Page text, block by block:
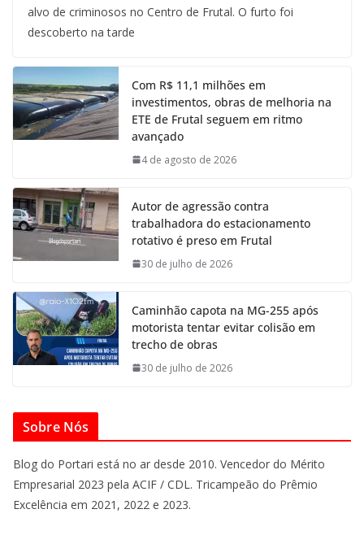
alvo de criminosos no Centro de Frutal. O furto foi
descoberto na tarde
Com R$ 11,1 milhões em
investimentos, obras de melhoria na
ETE de Frutal seguem em ritmo
avançado
4 de agosto de 2026
Autor de agressão contra
trabalhadora do estacionamento
rotativo é preso em Frutal
30 de julho de 2026
Caminhão capota na MG-255 após
motorista tentar evitar colisão em
trecho de obras
30 de julho de 2026
Sobre Nós
Blog do Portari está no ar desde 2010. Vencedor do Mérito
Empresarial 2023 pela ACIF / CDL. Tricampeão do Prêmio
Excelência em 2021, 2022 e 2023.